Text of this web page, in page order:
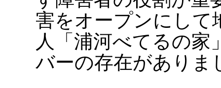
害をオープンにして
人「浦河べてるの家
バーの存在がありま